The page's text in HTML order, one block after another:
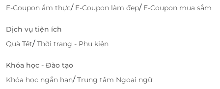
Đặt ngay hôm nay – Ưu đãi giới hạn chỉ có trên
E-Coupon ẩm thực/ E-Coupon làm đẹp/ E-Coupon mua sắm
Dịch vụ tiện ích
Quà Tết/Thời trang - Phụ kiện
Khóa học - Đào tạo
Khóa học ngắn hạn/Trung tâm Ngoại ngữ